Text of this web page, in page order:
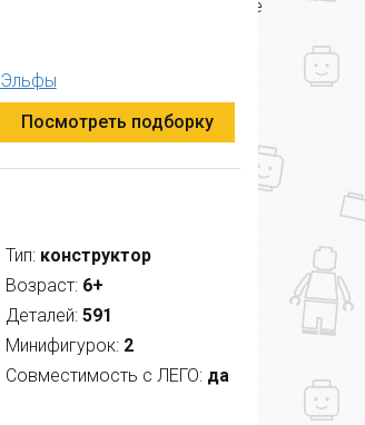
Эльфы
Посмотреть подборку
Тип: конструктор
Возраст: 6+
Деталей: 591
Минифигурок: 2
Совместимость с ЛЕГО: да